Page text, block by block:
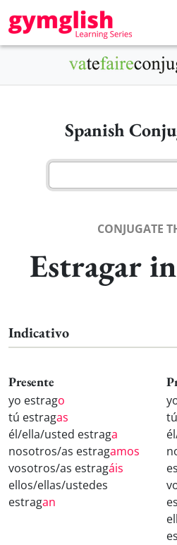
Spanish
CONJUGATE
Estragar
Indicativo
Presente
yo estrago
tú estragas
él/ella/usted estraga
nosotros/as estragamos
vosotros/as estragáis
ellos/ellas/ustedes
estragan